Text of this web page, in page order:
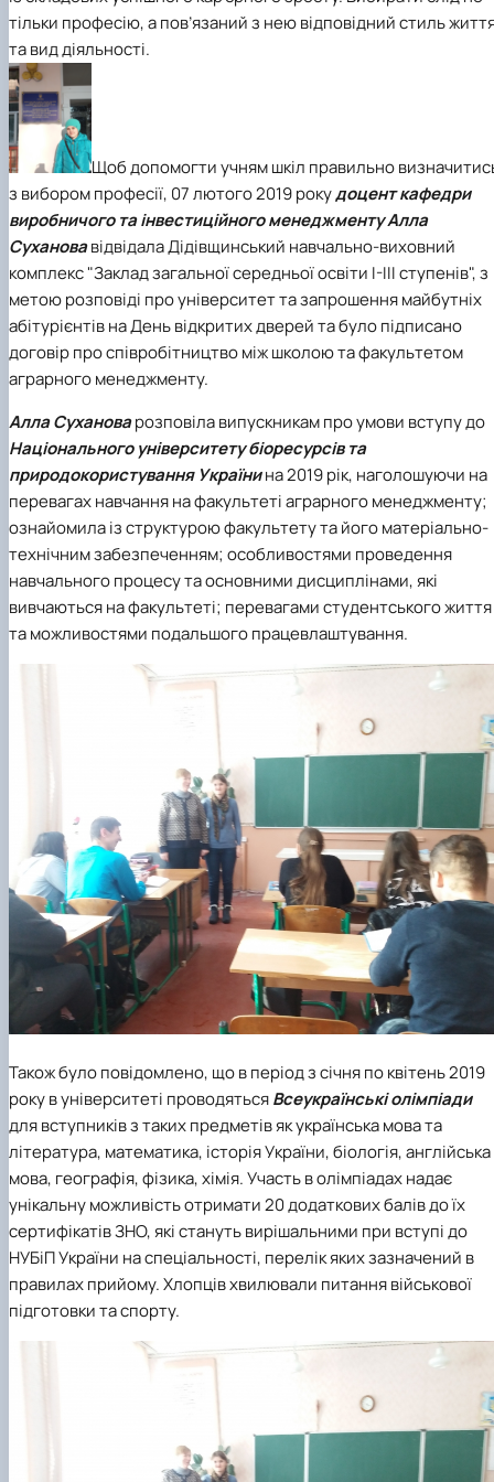
тільки професію, а пов’язаний з нею відповідний стиль
та вид діяльності.
Щоб допомогти учням шкіл правильно
з вибором професії, 07 лютого 2019 рокудоцент кафедри
виробничого та інвестиційного менеджментуАлла
Сухановавідвідала Дідівщинський навчально-виховний
комплекс "Заклад загальної середньої освіти І-ІІІ ступенів", з
метою розповіді про університет та запрошення майбутніх
абітурієнтів на День відкритих дверей та було підписано
договір про співробітництво між школою та факультетом
аграрного менеджменту.
Алла Сухановарозповіла випускникам про умови вступу до
Національного університету біоресурсів та
природокористування Українина 2019 рік, наголошуючи на
перевагах навчання на факультеті аграрного менеджменту;
ознайомила із структурою факультету та його матеріально-
технічним забезпеченням; особливостями проведення
навчального процесу та основними дисциплінами, які
вивчаються на факультеті; перевагами студентського життя
та можливостями подальшого працевлаштування.
Також було повідомлено, що в період з січня по квітень 2019
року в університеті проводятьсяВсеукраїнські олімпіади
для вступників з таких предметів як українська мова та
література, математика, історія України, біологія, англійська
мова, географія, фізика, хімія. Участь в олімпіадах надає
унікальну можливість отримати 20 додаткових балів до їх
сертифікатів ЗНО, які стануть вирішальними при вступі до
НУБіП України на спеціальності, перелік яких зазначений в
правилах прийому. Хлопців хвилювали питання військової
підготовки та спорту.